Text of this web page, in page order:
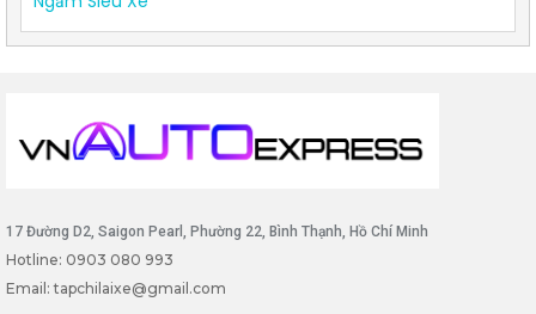
17 Đường D2, Saigon Pearl, Phường 22, Bình Thạnh, Hồ Chí Minh
Hotline: 0903 080 993
Email: tapchilaixe@gmail.com